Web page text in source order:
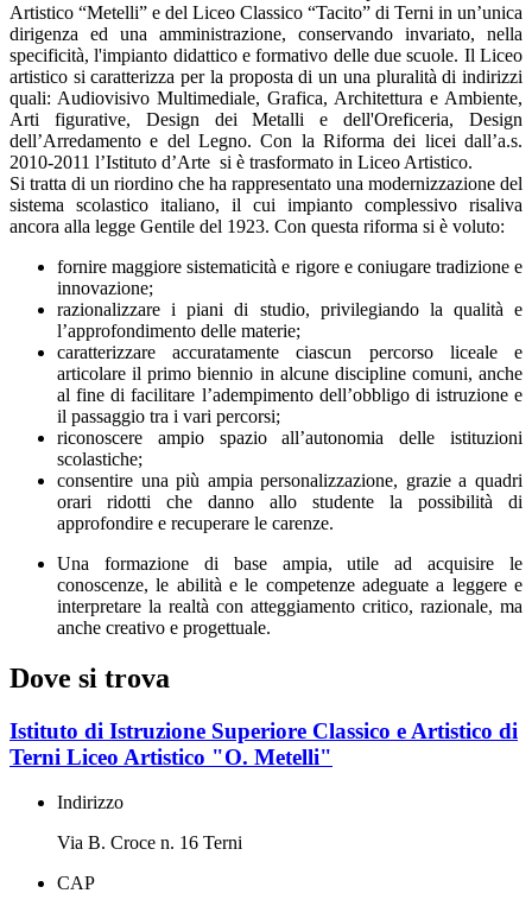
Artistico “Metelli” e del Liceo Classico “Tacito” di Terni in un’unica
dirigenza ed una amministrazione, conservando invariato, nella
specificità, l'impianto didattico e formativo delle due scuole. Il Liceo
artistico si caratterizza per la proposta di un una pluralità di indirizzi
quali: Audiovisivo Multimediale, Grafica, Architettura e Ambiente,
Arti figurative, Design dei Metalli e dell'Oreficeria, Design
dell’Arredamento e del Legno.Con la Riforma dei licei dall’a.s.
2010-2011 l’Istituto d’Arte si è trasformato in Liceo Artistico.
Si tratta di un riordino che ha rappresentato una modernizzazione del
sistema scolastico italiano, il cui impianto complessivo risaliva
ancora alla legge Gentile del 1923. Con questa riforma si è voluto:
fornire maggiore sistematicità e rigore e coniugare tradizione e
innovazione;
razionalizzare i piani di studio, privilegiando la qualità e
l’approfondimento delle materie;
caratterizzare accuratamente ciascun percorso liceale e
articolare il primo biennio in alcune discipline comuni, anche
al fine di facilitare l’adempimento dell’obbligo di istruzione e
il passaggio tra i vari percorsi;
riconoscere ampio spazio all’autonomia delle istituzioni
scolastiche;
consentire una più ampia personalizzazione, grazie a quadri
orari ridotti che danno allo studente la possibilità di
approfondire e recuperare le carenze.
Una formazione di base ampia, utile ad acquisire le
conoscenze, le abilità e le competenze adeguate a leggere e
interpretare la realtà con atteggiamento critico, razionale, ma
anche creativo e progettuale.
Dove si trova
Istituto di Istruzione Superiore Classico e Artistico di
Terni Liceo Artistico "O. Metelli"
Indirizzo
Via B. Croce n. 16 Terni
CAP